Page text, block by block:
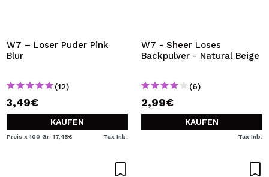
W7 – Loser Puder Pink
Blur
(12)
3,49€
KAUFEN
Preis x 100 Gr: 17,45€ Tax Inb.
W7 - Sheer Loses
Backpulver - Natural Beige
(6)
2,99€
KAUFEN
Tax Inb.